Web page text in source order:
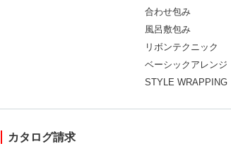
合わせ包み
風呂敷包み
リボンテクニック
ベーシックアレンジ
STYLE WRAPPING
カタログ請求